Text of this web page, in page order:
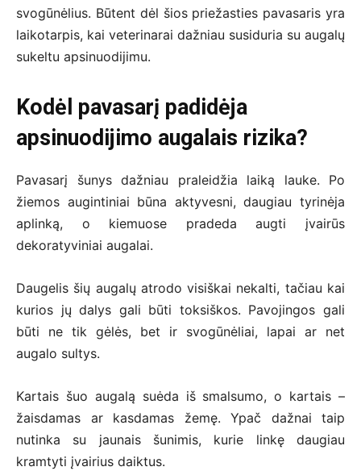
svogūnėlius. Būtent dėl šios priežasties pavasaris yra
laikotarpis, kai veterinarai dažniau susiduria su augalų
sukeltu apsinuodijimu.
Kodėl pavasarį padidėja
apsinuodijimo augalais rizika?
Pavasarį šunys dažniau praleidžia laiką lauke. Po
žiemos augintiniai būna aktyvesni, daugiau tyrinėja
aplinką, o kiemuose pradeda augti įvairūs
dekoratyviniai augalai.
Daugelis šių augalų atrodo visiškai nekalti, tačiau kai
kurios jų dalys gali būti toksiškos. Pavojingos gali
būti ne tik gėlės, bet ir svogūnėliai, lapai ar net
augalo sultys.
Kartais šuo augalą suėda iš smalsumo, o kartais –
žaisdamas ar kasdamas žemę. Ypač dažnai taip
nutinka su jaunais šunimis, kurie linkę daugiau
kramtyti įvairius daiktus.